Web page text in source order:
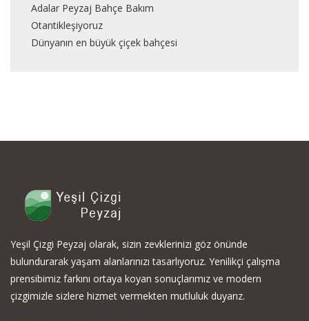
Adalar Peyzaj Bahçe Bakım
Otantikleşiyoruz
Dünyanın en büyük çiçek bahçesi
Yeşil Çizgi Peyzaj olarak, sizin zevklerinizi göz önünde
bulundurarak yaşam alanlarınızı tasarlıyoruz. Yenilikçi çalışma
prensibimiz farkını ortaya koyan sonuçlarımız ve modern
çizgimizle sizlere hizmet vermekten mutluluk duyarız.